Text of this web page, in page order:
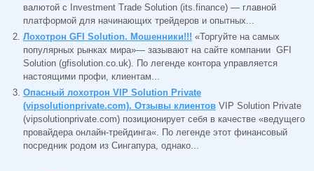
валютой с Investment Trade Solution (its.finance) — главной
платформой для начинающих трейдеров и опытных...
Лохотрон GFI Solution. Мошенники!!! «Торгуйте на самых
популярных рынках мира»— зазывают на сайте компании GFI
Solution (gfisolution.co.uk). По легенде контора управляется
настоящими профи, клиентам...
Опасный лохотрон VIP Solution Private
(vipsolutionprivate.com). Отзывы клиентов VIP Solution Private
(vipsolutionprivate.com) позиционирует себя в качестве «ведущего
провайдера онлайн-трейдинга«. По легенде этот финансовый
посредник родом из Сингапура, однако...